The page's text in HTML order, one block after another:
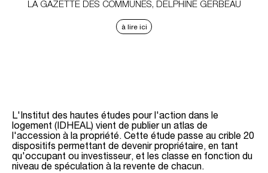
LA GAZETTE DES COMMUNES, DELPHINE GERBEAU
à lire ici
L'Institut des hautes études pour l'action dans le
logement (IDHEAL) vient de publier un atlas de
l'accession à la propriété. Cette étude passe au crible 20
dispositifs permettant de devenir propriétaire, en tant
qu'occupant ou investisseur, et les classe en fonction du
niveau de spéculation à la revente de chacun.